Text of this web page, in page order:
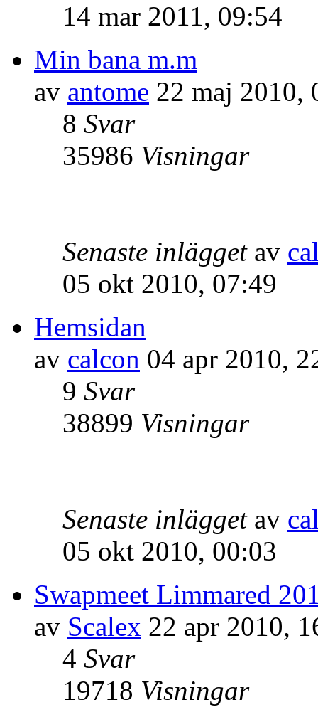
14 mar 2011, 09:54
Min bana m.m
av antome 22 maj 2010,
8 Svar
35986 Visningar
Senaste inlägget av
05 okt 2010, 07:49
Hemsidan
av calcon 04 apr 2010,
9 Svar
38899 Visningar
Senaste inlägget av
05 okt 2010, 00:03
Swapmeet Limmared
av Scalex 22 apr 2010,
4 Svar
19718 Visningar